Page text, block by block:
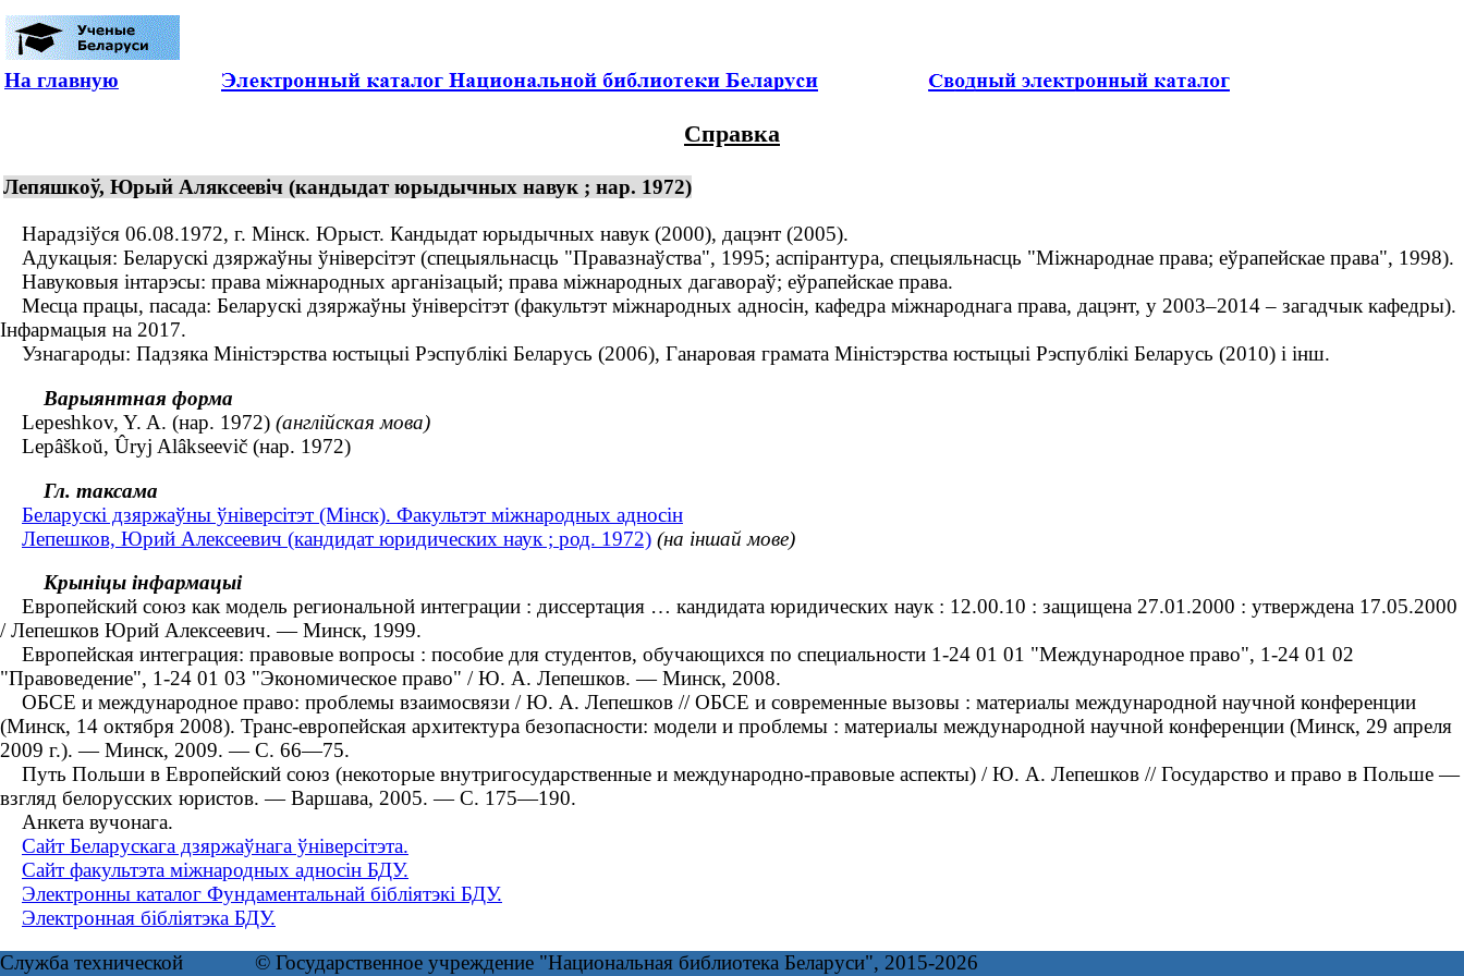
На главную
Справка
Лепяшкоў, Юрый Аляксеевiч (кандыдат юрыдычных навук ; нар. 1972)
Нарадзіўся 06.08.1972, г. Мінск. Юрыст. Кандыдат юрыдычных навук (2000), дацэнт (2005).
Адукацыя: Беларускі дзяржаўны ўніверсітэт (спецыяльнасць "Правазнаўства", 1995; аспірантура, спецыяльнасць "Міжнароднае права; еўрапейскае права", 1998).
Навуковыя інтарэсы: права міжнародных арганізацый; права міжнародных дагавораў; еўрапейскае права.
Месца працы, пасада: Беларускі дзяржаўны ўніверсітэт (факультэт міжнародных адносін, кафедра міжнароднага права, дацэнт, у 2003–2014 – загадчык кафедры).
Інфармацыя на 2017.
Узнагароды: Падзяка Міністэрства юстыцыі Рэспублікі Беларусь (2006), Ганаровая грамата Міністэрства юстыцыі Рэспублікі Беларусь (2010) і інш.
Варыянтная форма
Lepeshkov, Y. A. (нар. 1972) (англійская мова)
Lepâškoŭ, Ûryj Alâkseevič (нар. 1972)
Гл. таксама
Беларускі дзяржаўны ўніверсітэт (Мінск). Факультэт міжнародных адносін
Лепешков, Юрий Алексеевич (кандидат юридических наук ; род. 1972) (на іншай мове)
Крыніцы інфармацыі
Европейский союз как модель региональной интеграции : диссертация … кандидата юридических наук : 12.00.10 : защищена 27.01.2000 : утверждена 17.05.2000
/ Лепешков Юрий Алексеевич. — Минск, 1999.
Европейская интеграция: правовые вопросы : пособие для студентов, обучающихся по специальности 1-24 01 01 "Международное право", 1-24 01 02
"Правоведение", 1-24 01 03 "Экономическое право" / Ю. А. Лепешков. — Минск, 2008.
ОБСЕ и международное право: проблемы взаимосвязи / Ю. А. Лепешков // ОБСЕ и современные вызовы : материалы международной научной конференции
(Минск, 14 октября 2008). Транс-европейская архитектура безопасности: модели и проблемы : материалы международной научной конференции (Минск, 29 апреля
2009 г.). — Минск, 2009. — С. 66—75.
Путь Польши в Европейский союз (некоторые внутригосударственные и международно-правовые аспекты) / Ю. А. Лепешков // Государство и право в Польше —
взгляд белорусских юристов. — Варшава, 2005. — С. 175—190.
Анкета вучонага.
Сайт Беларускага дзяржаўнага ўніверсітэта.
Сайт факультэта міжнародных адносін БДУ.
Электронны каталог Фундаментальнай бібліятэкі БДУ.
Электронная бібліятэка БДУ.
Служба технической
© Государственное учреждение "Национальная библиотека Беларуси", 2015-2026